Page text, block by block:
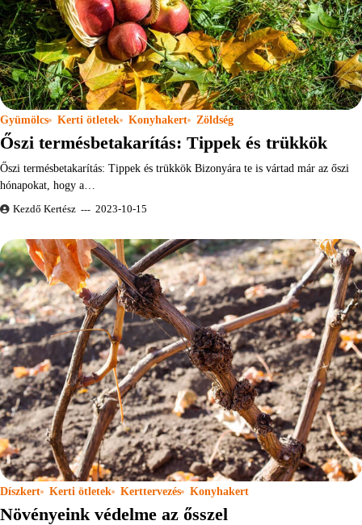
Gyümölcs Kerti ötletek Konyhakert Zöldség
Őszi termésbetakarítás: Tippek és trükkök
Őszi termésbetakarítás: Tippek és trükkök Bizonyára te is vártad már az őszi
hónapokat, hogy a…
Kezdő Kertész 2023-10-15
Díszkert Kerti ötletek Kerttervezés Konyhakert
Növényeink védelme az ősszel